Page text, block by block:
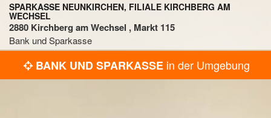
SPARKASSE NEUNKIRCHEN, FILIALE KIRCHBERG AM
WECHSEL
2880 Kirchberg am Wechsel , Markt 115
Bank und Sparkasse
BANK UND SPARKASSE in der Umgebung